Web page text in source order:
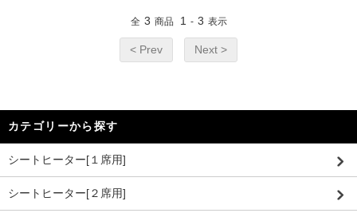
全 3 商品 1 - 3 表示
< Prev Next >
カテゴリーから探す
シートヒーター[１席用]
シートヒーター[２席用]